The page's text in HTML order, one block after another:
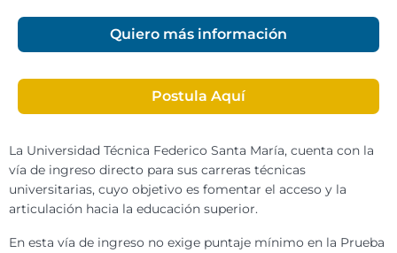
Quiero más información
Postula Aquí
La Universidad Técnica Federico Santa María, cuenta con la
vía de ingreso directo para sus carreras técnicas
universitarias, cuyo objetivo es fomentar el acceso y la
articulación hacia la educación superior.
En esta vía de ingreso no exige puntaje mínimo en la Prueba